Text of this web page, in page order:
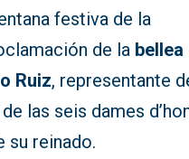
festiva de la
de la bellea
Ruiz, representante
las seis dames
su reinado.